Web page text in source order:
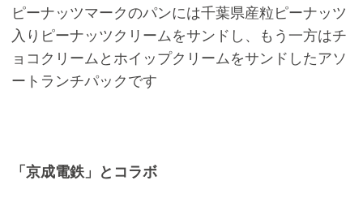
ピーナッツマークのパンには千葉県産粒ピーナッツ
入りピーナッツクリームをサンドし、もう一方はチ
ョコクリームとホイップクリームをサンドしたアソ
ートランチパックです
「京成電鉄」とコラボ